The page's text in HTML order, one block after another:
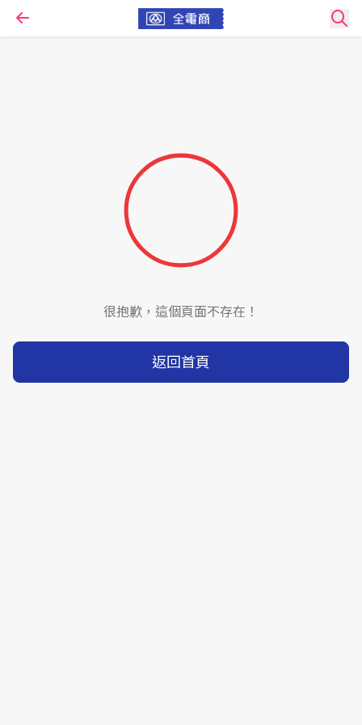
很抱歉，這個頁面不存在！
返回首頁